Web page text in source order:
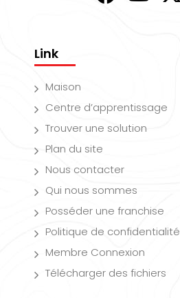
Link
Maison
Centre d’apprentissage
Trouver une solution
Plan du site
Nous contacter
Qui nous sommes
Posséder une franchise
Politique de confidentialité
Membre Connexion
Télécharger des fichiers